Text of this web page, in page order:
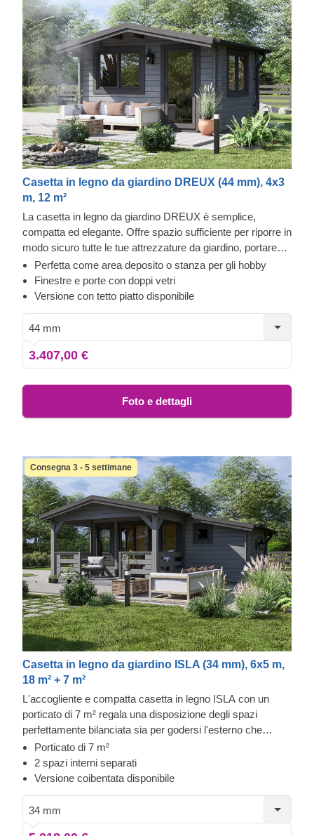
Casetta in legno da giardino DREUX (44 mm), 4x3
m, 12 m²
La casetta in legno da giardino DREUX è semplice,
compatta ed elegante. Offre spazio sufficiente per riporre in
modo sicuro tutte le tue attrezzature da giardino, portare
avanti il tuo hobby o creare un delizioso e accogliente
spazio pieno di luce in giardino dove riposare e rilassarti.
Robustezza e facilità di costruzione fanno di questa
d'architettura molto apprezzato e desiderato.
Perfetta come area deposito o stanza per gli hobby
Finestre e porte con doppi vetri
Versione con tetto piatto disponibile
44 mm
3.407,00 €
Foto e dettagli
Consegna 3 - 5 settimane
Casetta in legno da giardino ISLA (34 mm), 6x5 m,
18 m² + 7 m²
L'accogliente e compatta casetta in legno ISLA con un
porticato di 7 m² regala una disposizione degli spazi
perfettamente bilanciata sia per godersi l'esterno che
l'interno della struttura. Se stai cercando una casa in legno
dallo stile tradizionale per il tuo giardino che non sia troppo
grande ma che sia comunque funzionale, questo elegante
comodità possibile, è disponibile anche una versione
coibentata di questo modello.
Porticato di 7 m²
2 spazi interni separati
Versione coibentata disponibile
34 mm